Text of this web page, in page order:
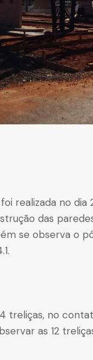
realizada no dia
das
se observa o
treliças, no
as 12